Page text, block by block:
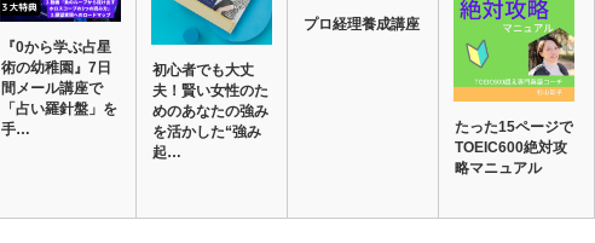
『0から学ぶ占星
術の幼稚園』7日
間メール講座で
「占い羅針盤」を
手…
初心者でも大丈
夫！賢い女性のた
めのあなたの強み
を活かした“強み
起…
プロ経理養成講座
たった15ページで
TOEIC600絶対攻
略マニュアル